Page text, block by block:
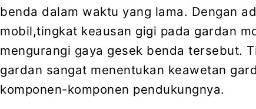
benda dalam waktu yang lama. Dengan
mobil,tingkat keausan gigi pada gardan
mengurangi gaya gesek benda tersebut.
gardan sangat menentukan keawetan
komponen-komponen pendukungnya.